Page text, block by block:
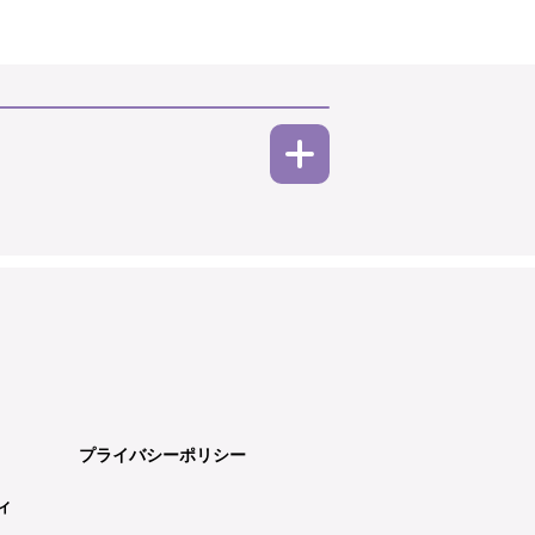
プライバシーポリシー